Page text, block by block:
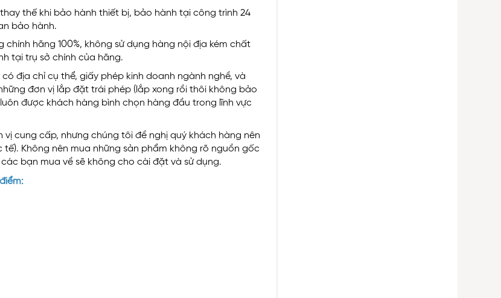
thế khi bảo hành thiết bị, bảo hành tại công trình 24
bảo hành.
hãng 100%, không sử dụng hàng nội địa kém chất
tại trụ sở chính của hãng.
có địa chỉ cụ thể, giấy phép kinh doanh ngành nghề, và
đơn vị lắp đặt trái phép (lắp xong rồi thôi không bảo
được khách hàng bình chọn hàng đầu trong lĩnh vực
cung cấp, nhưng chúng tôi đề nghị quý khách hàng nên
Không nên mua những sản phẩm không rõ nguồn gốc
bạn mua về sẽ không cho cài đặt và sử dụng.